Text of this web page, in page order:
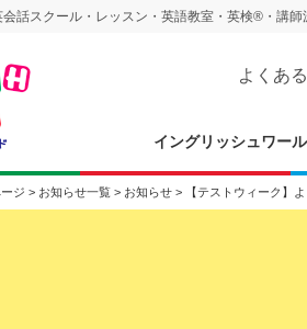
話スクール・レッスン・英語教室・英検®・講
イングリッシュワー
よくあ
ジ > お知らせ一覧 > お知らせ > 【テストウィーク】